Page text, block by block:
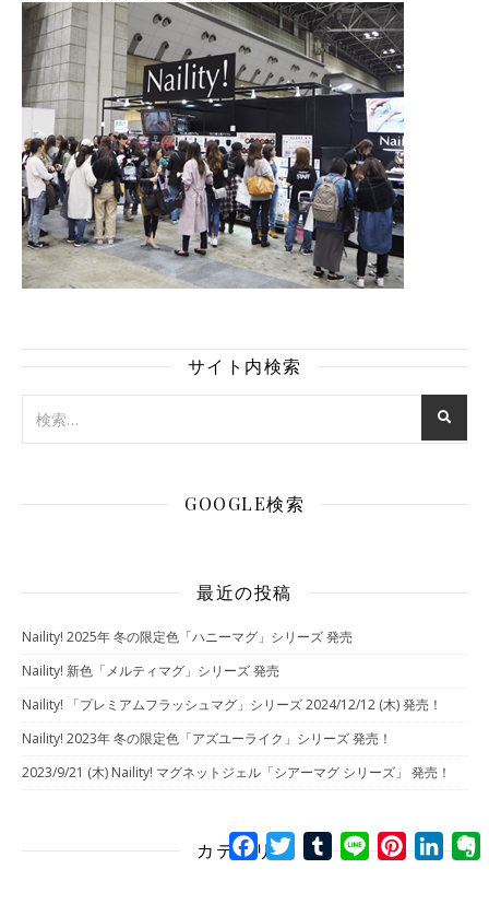
サイト内検索
GOOGLE検索
最近の投稿
Naility! 2025年 冬の限定色「ハニーマグ」シリーズ 発売
Naility! 新色「メルティマグ」シリーズ 発売
Naility! 「プレミアムフラッシュマグ」シリーズ 2024/12/12 (木) 発売！
Naility! 2023年 冬の限定色「アズユーライク」シリーズ 発売！
2023/9/21 (木) Naility! マグネットジェル「シアーマグ シリーズ」 発売！
カテゴリーFacebookTwitterTumblrLine Pinterest